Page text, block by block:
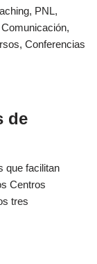
PNL,
Conferencias
de
que facilitan
Centros
tres